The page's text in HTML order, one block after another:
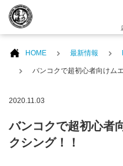
HOME 最新情報
バンコクで超初心者向けム
2020.11.03
バンコクで超初心者
クシング！！